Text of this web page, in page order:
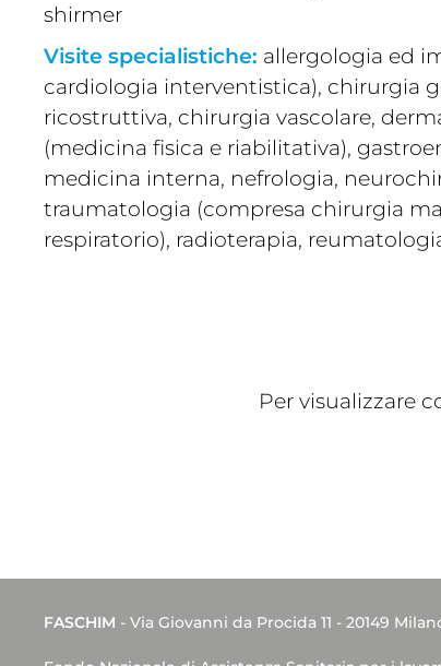
shirmer
Visite specialistiche: allergologia ed
cardiologia interventistica), chirurgia
ricostruttiva, chirurgia vascolare,
(medicina fisica e riabilitativa),
medicina interna, nefrologia,
traumatologia (compresa chirurgia
respiratorio), radioterapia,
Per visualizzare
FASCHIM - Via Giovanni da Procida 11 - 20149